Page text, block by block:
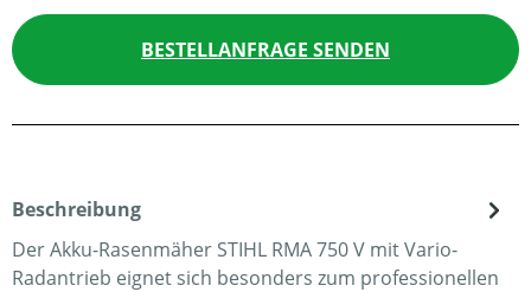
BESTELLANFRAGE SENDEN
Beschreibung
Der Akku-Rasenmäher STIHL RMA 750 V mit Vario-
Radantrieb eignet sich besonders zum professionellen